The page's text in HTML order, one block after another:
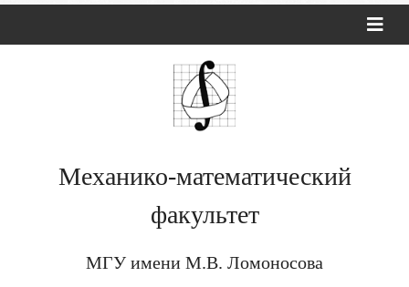
Механико-математический
факультет
МГУ имени М.В. Ломоносова